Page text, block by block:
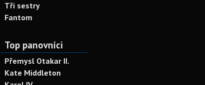
Tři sestry
Fantom
Top panovníci
Přemysl Otakar II.
Kate Middleton